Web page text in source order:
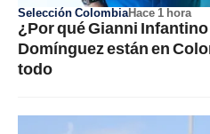
Selección ColombiaHace 1 hora
¿Por qué Gianni
Domínguez están en
todo